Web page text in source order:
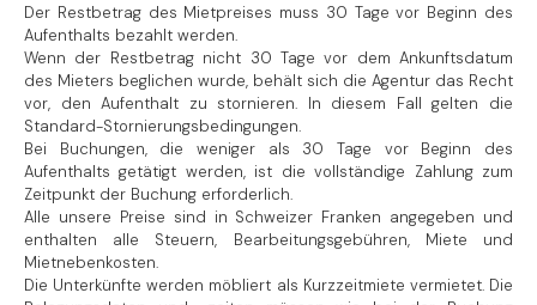
Der Restbetrag des Mietpreises muss 30 Tage vor Beginn des
Aufenthalts bezahlt werden.
Wenn der Restbetrag nicht 30 Tage vor dem Ankunftsdatum
des Mieters beglichen wurde, behält sich die Agentur das Recht
vor, den Aufenthalt zu stornieren. In diesem Fall gelten die
Standard-Stornierungsbedingungen.
Bei Buchungen, die weniger als 30 Tage vor Beginn des
Aufenthalts getätigt werden, ist die vollständige Zahlung zum
Zeitpunkt der Buchung erforderlich.
Alle unsere Preise sind in Schweizer Franken angegeben und
enthalten alle Steuern, Bearbeitungsgebühren, Miete und
Mietnebenkosten.
Die Unterkünfte werden möbliert als Kurzzeitmiete vermietet. Die